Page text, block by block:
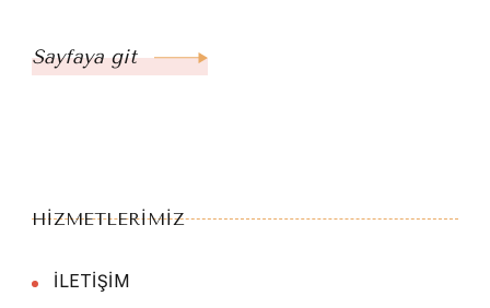
Sayfaya git
HİZMETLERİMİZ
İLETİŞİM